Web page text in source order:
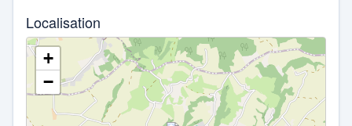
Localisation
+
−